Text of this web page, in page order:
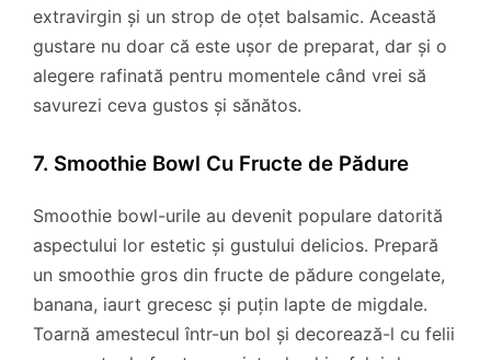
extravirgin și un strop de oțet balsamic. Această
gustare nu doar că este ușor de preparat, dar și o
alegere rafinată pentru momentele când vrei să
savurezi ceva gustos și sănătos.
7. Smoothie Bowl Cu Fructe de Pădure
Smoothie bowl-urile au devenit populare datorită
aspectului lor estetic și gustului delicios. Prepară
un smoothie gros din fructe de pădure congelate,
banana, iaurt grecesc și puțin lapte de migdale.
Toarnă amestecul într-un bol și decorează-l cu felii